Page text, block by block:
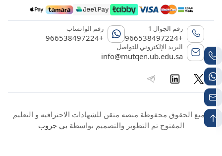
رقم الجوال 1
+966538497224
رقم الواتساب
+966538497224
البريد الإلكتروني للتواصل
info@mutqen.ub.edu.sa
جميع الحقوق محفوظة منصه متقن للشهادات الاحترافيه و التعليم
المفتوح تم التطوير والتصميم بواسطة بي جروب